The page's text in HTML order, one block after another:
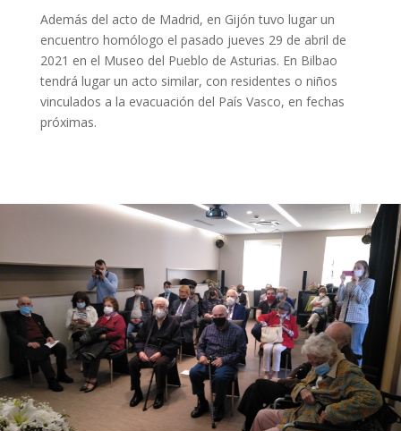
Además del acto de Madrid, en Gijón tuvo lugar un
encuentro homólogo el pasado jueves 29 de abril de
2021 en el Museo del Pueblo de Asturias. En Bilbao
tendrá lugar un acto similar, con residentes o niños
vinculados a la evacuación del País Vasco, en fechas
próximas.